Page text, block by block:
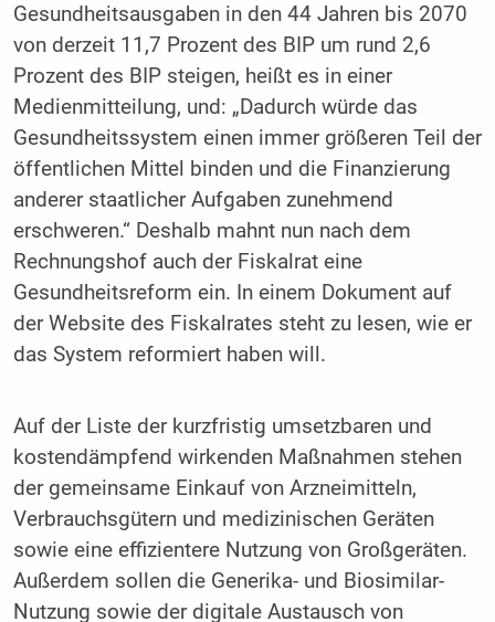
Gesundheitsausgaben in den 44 Jahren bis 2070
von derzeit 11,7 Prozent des BIP um rund 2,6
Prozent des BIP steigen, heißt es in einer
Medienmitteilung, und: „Dadurch würde das
Gesundheitssystem einen immer größeren Teil der
öffentlichen Mittel binden und die Finanzierung
anderer staatlicher Aufgaben zunehmend
erschweren.“ Deshalb mahnt nun nach dem
Rechnungshof auch der Fiskalrat eine
Gesundheitsreform ein. In einem Dokument auf
der Website des Fiskalrates steht zu lesen, wie er
das System reformiert haben will.
Auf der Liste der kurzfristig umsetzbaren und
kostendämpfend wirkenden Maßnahmen stehen
der gemeinsame Einkauf von Arzneimitteln,
Verbrauchsgütern und medizinischen Geräten
sowie eine effizientere Nutzung von Großgeräten.
Außerdem sollen die Generika- und Biosimilar-
Nutzung sowie der digitale Austausch von